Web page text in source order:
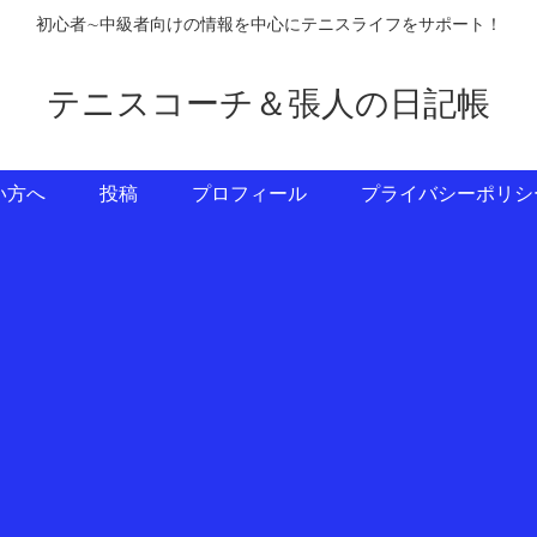
初心者∼中級者向けの情報を中心にテニスライフをサポート！
テニスコーチ＆張人の日記帳
方へ 投稿 プロフィール プライバシーポリシ